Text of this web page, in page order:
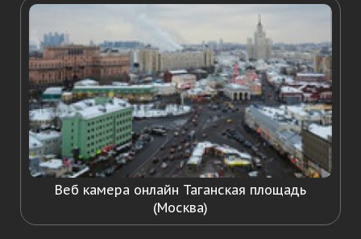
Веб камера онлайн Таганская площадь
(Москва)